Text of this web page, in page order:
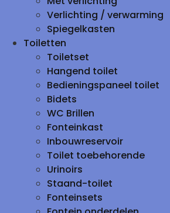
Verlichting / verwarming
Spiegelkasten
Toiletten
Toiletset
Hangend toilet
Bedieningspaneel toilet
Bidets
WC Brillen
Fonteinkast
Inbouwreservoir
Toilet toebehorende
Urinoirs
Staand-toilet
Fonteinsets